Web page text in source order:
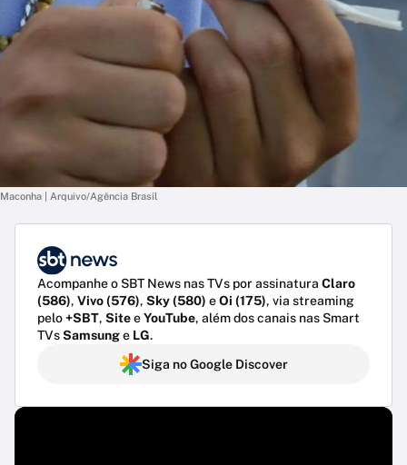
Maconha | Arquivo/Agência Brasil
Acompanhe o SBT News nas TVs por assinatura Claro
(586), Vivo (576), Sky (580) eOi (175), via streaming
pelo+SBT, SiteeYouTube, além dos canais nas Smart
TVsSamsunge LG.
Siga no Google Discover